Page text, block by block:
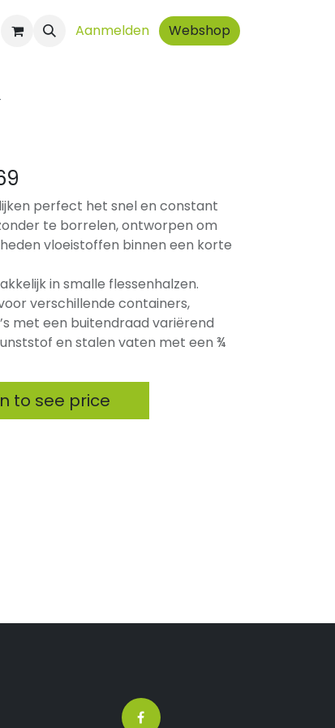
Aanmelden Webshop
perfect het snel en constant
te borrelen, ontworpen om
vloeistoffen binnen een korte
in smalle flessenhalzen.
verschillende containers,
met een buitendraad variërend
en stalen vaten met een ¾
to see price